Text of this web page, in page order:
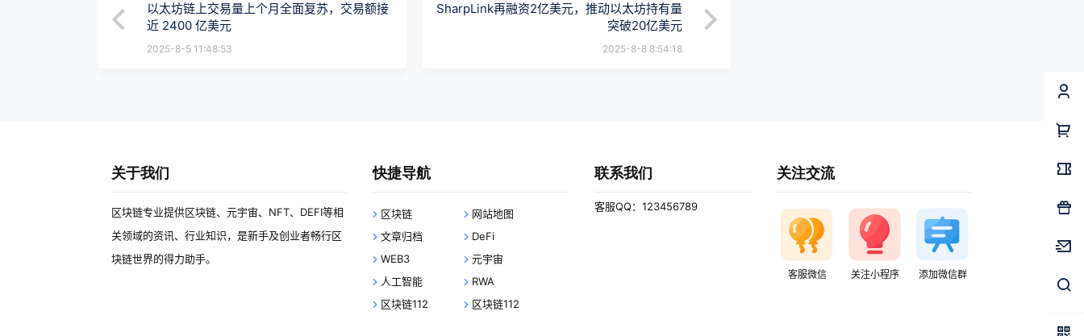
以太坊链上交易量上个月全面复苏，交易额接
近 2400 亿美元
2025-8-5 11:48:53
SharpLink再融资2亿美元，推动以太坊持有量
突破20亿美元
2025-8-8 8:54:18
关于我们
区块链专业提供区块链、元宇宙、NFT、DEFI等相
关领域的资讯、行业知识，是新手及创业者畅行区
块链世界的得力助手。
快捷导航
区块链
网站地图
文章归档
DeFi
WEB3
元宇宙
人工智能
RWA
区块链112
区块链112
联系我们
客服QQ：123456789
关注交流
客服微信 关注小程序 添加微信群